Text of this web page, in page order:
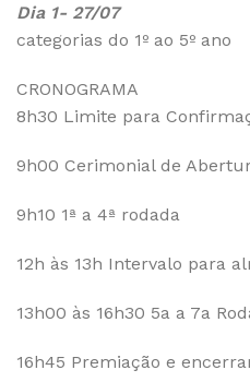
Dia 1- 27/07
categorias do 1º ao 5º ano
CRONOGRAMA
8h30 Limite para
9h00 Cerimonial de
9h10 1ª a 4ª rodada
12h às 13h Intervalo para
13h00 às 16h30 5a a 7a
16h45 Premiação e